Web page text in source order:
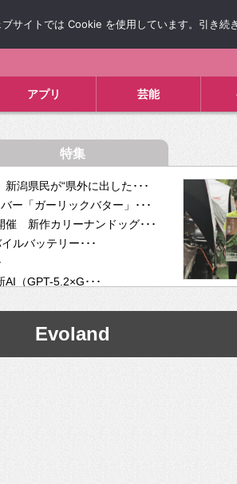
アプリ 芸能
特集
潟県民が“県外に出した･･･
ー「ガーリックバター」･･･
催 新作カリーナンドッグ･･･
ルバッテリー･･･
AI（GPT-5.2×G･･･
Ultra･･･
テム、”自分が今話し･･･
、想いを渡す」 TE･･･
Evoland
サイトでは Cookie を使用しています。引き続